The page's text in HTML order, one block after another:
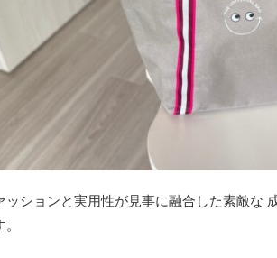
ッションと実用性が見事に融合した素敵な